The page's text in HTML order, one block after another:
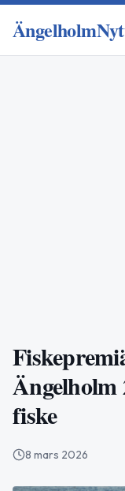
Ängelholm
fiske
8 mars 2026